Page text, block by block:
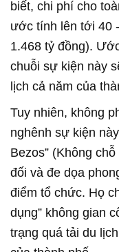
biết, chi phí cho
ước tính lên tới 40
1.468 tỷ đồng).
chuỗi sự kiện này
lịch cả năm của
Tuy nhiên, không
nghênh sự kiện
Bezos” (Không
đối và đe dọa
điểm tổ chức. Họ
dụng” không gian
trạng quá tải du